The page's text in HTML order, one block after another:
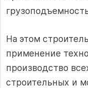
На этом
применение
производство
строительных и